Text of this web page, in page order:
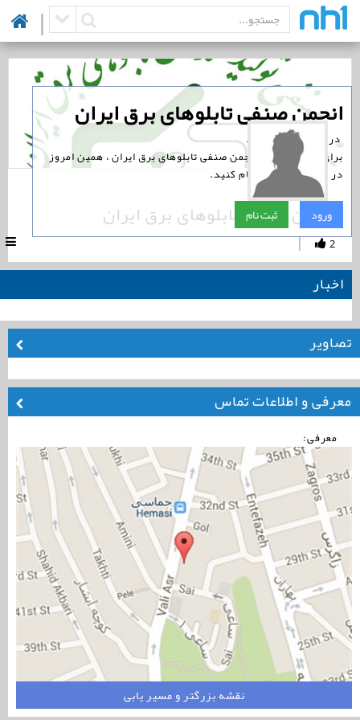
|
‏انجمن صنفی تابلوهای برق ایران
‏ در نوین همراه است.
برای پیگیری اخبار انجمن صنفی تابلوهای برق ایران ، همین امروز
در نوین همراه ثبت نام کنید.
ورود ثبت نام
انجمن صنفی تابلوهای برق ایران
2
|
اخبار
تصاویر
معرفی و اطلاعات تماس
معرفی:
نقشه بزرگتر و مسیر یابی